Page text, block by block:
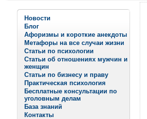
Новости
Блог
Афоризмы и короткие анекдоты
Метафоры на все случаи жизни
Статьи по психологии
Статьи об отношениях мужчин и
женщин
Статьи по бизнесу и праву
Практическая психология
Бесплатные консультации по
уголовным делам
База знаний
Контакты